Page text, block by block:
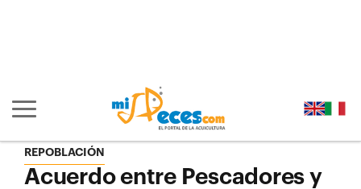
Mostrar/ocultar navegación principal
REPOBLACIÓN
Acuerdo entre Pescadores y